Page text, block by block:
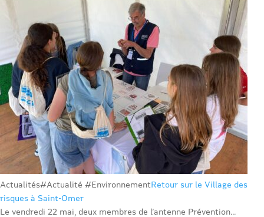
Actualités#Actualité #EnvironnementRetour sur le Village des
risques à Saint-Omer
Le vendredi 22 mai, deux membres de l’antenne Prévention...